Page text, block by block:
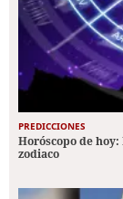
PREDICCIONES
Horóscopo de
zodiaco